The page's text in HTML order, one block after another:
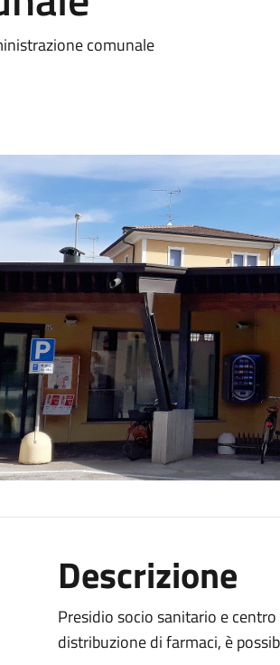
comunale
Descrizione
Presidio socio sanitario e
distribuzione di farmaci, è